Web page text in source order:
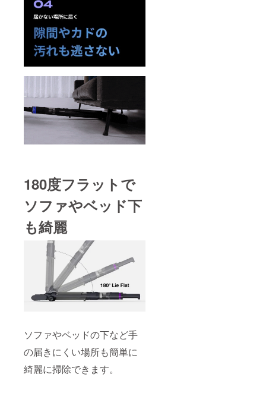
180度フラットで
ソファやベッド下
も綺麗
ソファやベッドの下など手
の届きにくい場所も簡単に
綺麗に掃除できます。